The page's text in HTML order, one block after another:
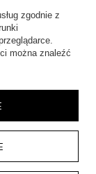
zgodnie z
można znaleźć